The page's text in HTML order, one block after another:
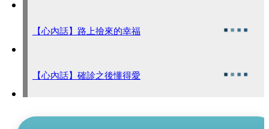
【心內話】路上撿來的幸福
【心內話】確診之後懂得愛